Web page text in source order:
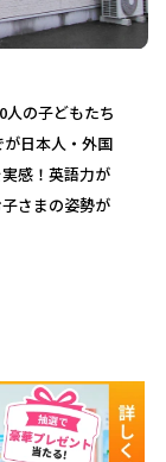
の子どもたち
日本人・外国
感！英語力が
さまの姿勢が